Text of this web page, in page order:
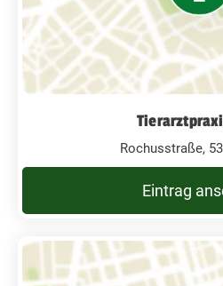
Rochusstraße,
Eintrag